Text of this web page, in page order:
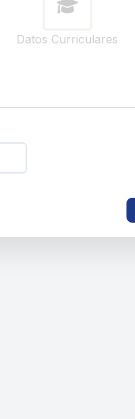
Datos Curriculares